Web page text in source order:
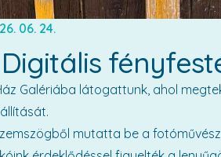
06. 24.
Galériába látogattunk, ahol
mutatta be a